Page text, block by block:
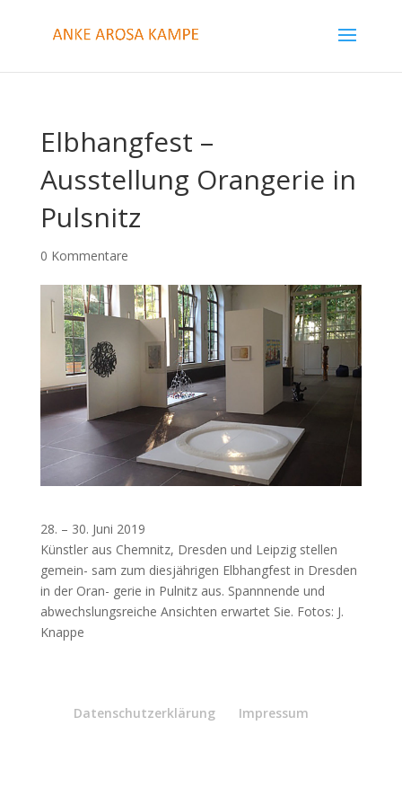
Elbhangfest –
Ausstellung Orangerie in
Pulsnitz
0 Kommentare
28. – 30. Juni 2019
Künstler aus Chemnitz, Dresden und Leipzig stellen
gemein- sam zum diesjährigen Elbhangfest in Dresden
in der Oran- gerie in Pulnitz aus. Spannnende und
abwechslungsreiche Ansichten erwartet Sie. Fotos: J.
Knappe
Datenschutzerklärung Impressum